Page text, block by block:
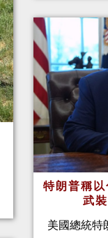
特朗普稱
武
美國總統特